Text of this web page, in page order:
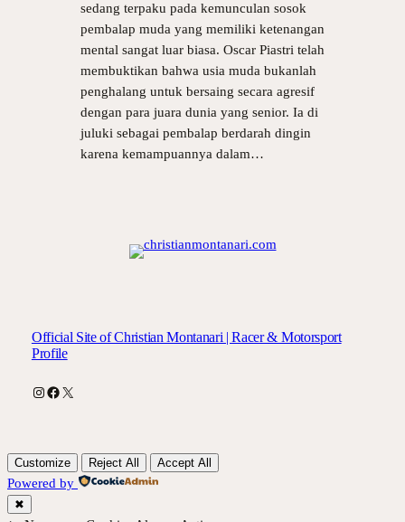
sedang terpaku pada kemunculan sosok
pembalap muda yang memiliki ketenangan
mental sangat luar biasa. Oscar Piastri telah
membuktikan bahwa usia muda bukanlah
penghalang untuk bersaing secara agresif
dengan para juara dunia yang senior. Ia di
juluki sebagai pembalap berdarah dingin
karena kemampuannya dalam…
Official Site of Christian Montanari | Racer & Motorsport
Profile
Instagram
Facebook
X
Customize Reject All Accept All
Powered by
✖